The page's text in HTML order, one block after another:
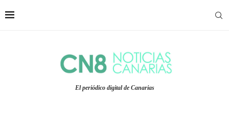
El periódico digital de Canarias